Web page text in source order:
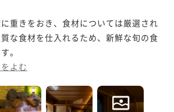
重きをおき、食材については厳選され
な食材を仕入れるため、新鮮な旬の食
。
よむ